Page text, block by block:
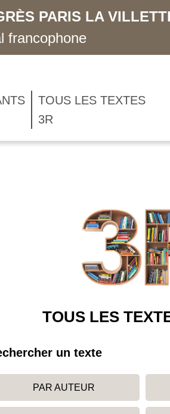
PARIS LA
francophone
TOUS LES TEXTES
3R
TOUS LES
un texte
PAR AUTEUR